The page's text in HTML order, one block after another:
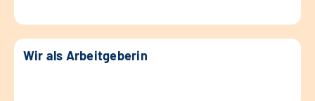
Wir als Arbeitgeberin